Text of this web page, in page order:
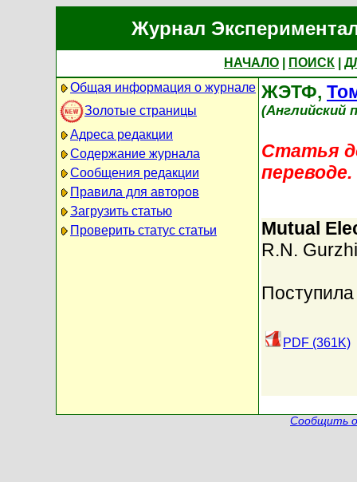
Журнал
НАЧАЛО ПОИСК
Общая информация о журнале
Золотые страницы
Адреса редакции
Содержание журнала
Сообщения редакции
Правила для авторов
Загрузить статью
Проверить статус статьи
ЖЭТФ,
(Английский
Статья
переводе.
Mutual
R.N. Gurzhi
PDF (361K)
Сообщить о